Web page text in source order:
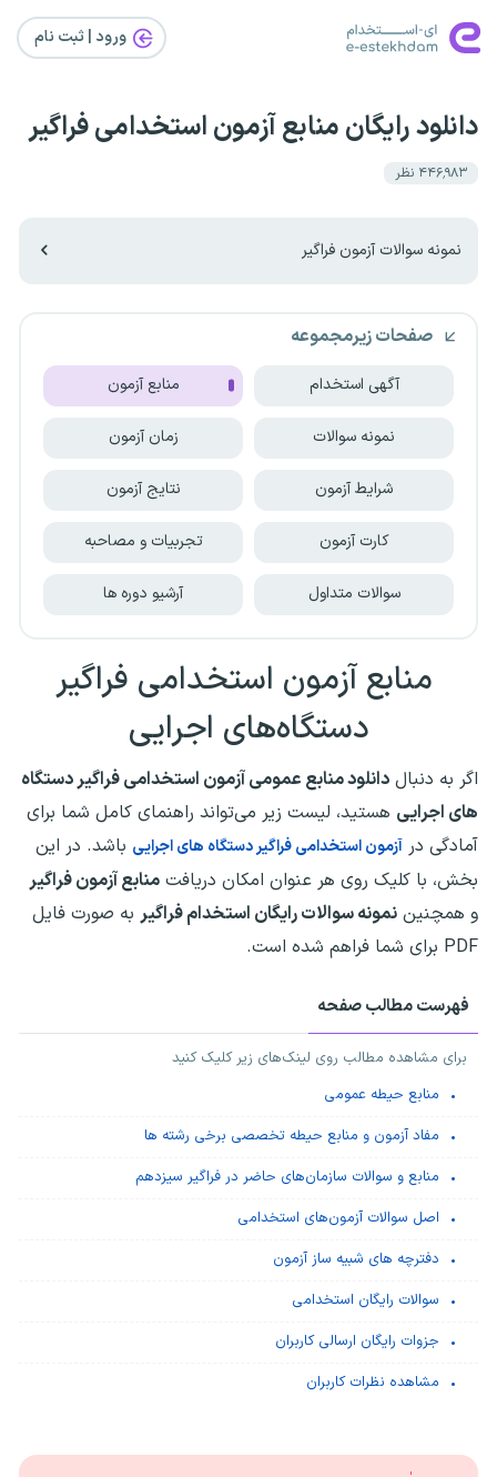
ورود | ثبت‌ نام
دانلود رایگان منابع آزمون استخدامی فراگیر
۴۴۶٬۹۸۳ نظر
نمونه سوالات آزمون فراگیر
صفحات زیرمجموعه
آگهی استخدام منابع آزمون
نمونه سوالات زمان آزمون
شرایط آزمون نتایج آزمون
کارت آزمون تجربیات و مصاحبه
سوالات متداول آرشیو دوره ها
منابع آزمون استخدامی فراگیر
دستگاه‌های اجرایی
اگر به دنبال دانلود منابع عمومی آزمون استخدامی فراگیر دستگاه
های اجرایی هستید، لیست زیر می‌تواند راهنمای کامل شما برای
آمادگی در آزمون استخدامی فراگیر دستگاه های اجرایی باشد. در این
بخش، با کلیک روی هر عنوان امکان دریافت منابع آزمون فراگیر
و همچنین نمونه سوالات رایگان استخدام فراگیر به صورت فایل
PDF برای شما فراهم شده است.
فهرست مطالب صفحه
برای مشاهده مطالب روی لینک‌های زیر کلیک کنید
منابع حیطه عمومی
مفاد آزمون و منابع حیطه تخصصی برخی رشته ها
منابع و سوالات سازمان‌های حاضر در فراگیر سیزدهم
اصل سوالات آزمون‌های استخدامی
دفترچه های شبیه ساز آزمون
سوالات رایگان استخدامی
جزوات رایگان ارسالی کاربران
مشاهده نظرات کاربران